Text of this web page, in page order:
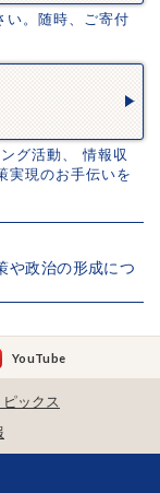
い。随時、ご寄付
グ活動、 情報収
実現のお手伝いを
や政治の形成につ
YouTube
ピックス